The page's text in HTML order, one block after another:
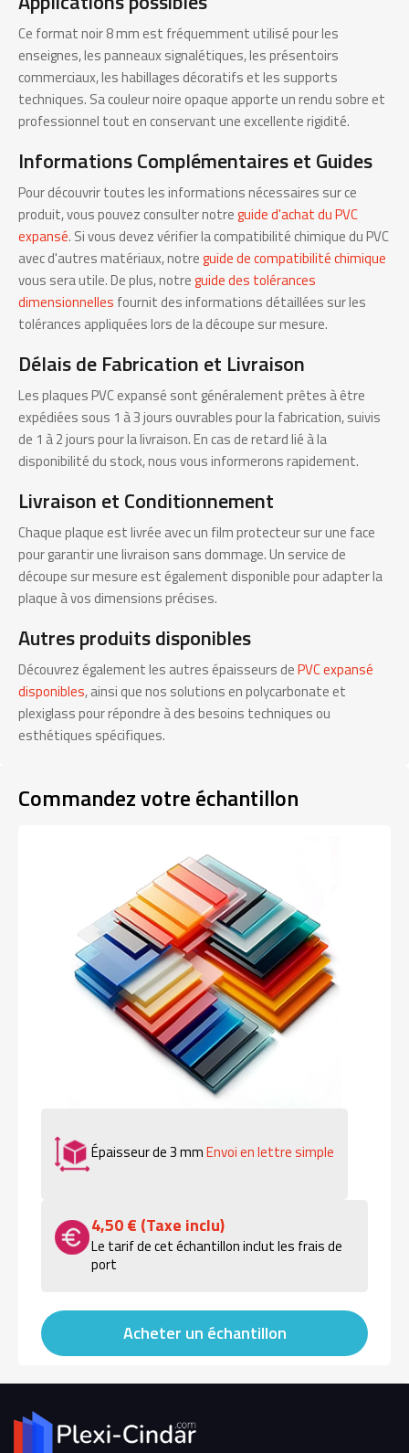
Ce format noir 8 mm est fréquemment utilisé pour les
enseignes, les panneaux signalétiques, les présentoirs
commerciaux, les habillages décoratifs et les supports
techniques. Sa couleur noire opaque apporte un rendu sobre et
professionnel tout en conservant une excellente rigidité.
Informations Complémentaires et Guides
Pour découvrir toutes les informations nécessaires sur ce
produit, vous pouvez consulter notreguide d'achat du PVC
expansé. Si vous devez vérifier la compatibilité chimique du PVC
avec d'autres matériaux, notreguide de compatibilité chimique
vous sera utile. De plus, notreguide des tolérances
dimensionnelles fournit des informations détaillées sur les
tolérances appliquées lors de la découpe sur mesure.
Délais de Fabrication et Livraison
Les plaques PVC expansé sont généralement prêtes à être
expédiées sous 1 à 3 jours ouvrables pour la fabrication, suivis
de 1 à 2 jours pour la livraison. En cas de retard lié à la
disponibilité du stock, nous vous informerons rapidement.
Livraison et Conditionnement
Chaque plaque est livrée avec un film protecteur sur une face
pour garantir une livraison sans dommage. Un service de
découpe sur mesure est également disponible pour adapter la
plaque à vos dimensions précises.
Autres produits disponibles
Découvrez également les autres épaisseurs dePVC expansé
disponibles, ainsi que nos solutions en polycarbonate et
plexiglass pour répondre à des besoins techniques ou
esthétiques spécifiques.
Commandez votre échantillon
Épaisseur de 3 mmEnvoi en lettre simple
4,50 € (Taxe inclu)
Le tarif de cet échantillon inclut les frais de
port
Acheter un échantillon